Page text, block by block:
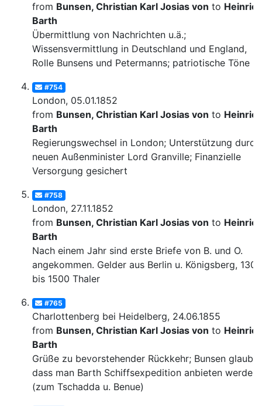
from Bunsen, Christian Karl Josias von to Heinrich
Barth
Übermittlung von Nachrichten u.ä.;
Wissensvermittlung in Deutschland und England,
Rolle Bunsens und Petermanns; patriotische Töne
#754
London, 05.01.1852
from Bunsen, Christian Karl Josias von to Heinrich
Barth
Regierungswechsel in London; Unterstützung durch
neuen Außenminister Lord Granville; Finanzielle
Versorgung gesichert
#758
London, 27.11.1852
from Bunsen, Christian Karl Josias von to Heinrich
Barth
Nach einem Jahr sind erste Briefe von B. und O.
angekommen. Gelder aus Berlin u. Königsberg, 1300
bis 1500 Thaler
#765
Charlottenberg bei Heidelberg, 24.06.1855
from Bunsen, Christian Karl Josias von to Heinrich
Barth
Grüße zu bevorstehender Rückkehr; Bunsen glaubt,
dass man Barth Schiffsexpedition anbieten werde
(zum Tschadda u. Benue)